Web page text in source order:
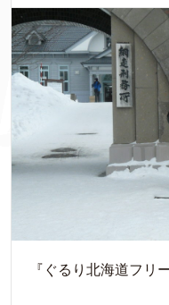
『ぐるり北海道フリ